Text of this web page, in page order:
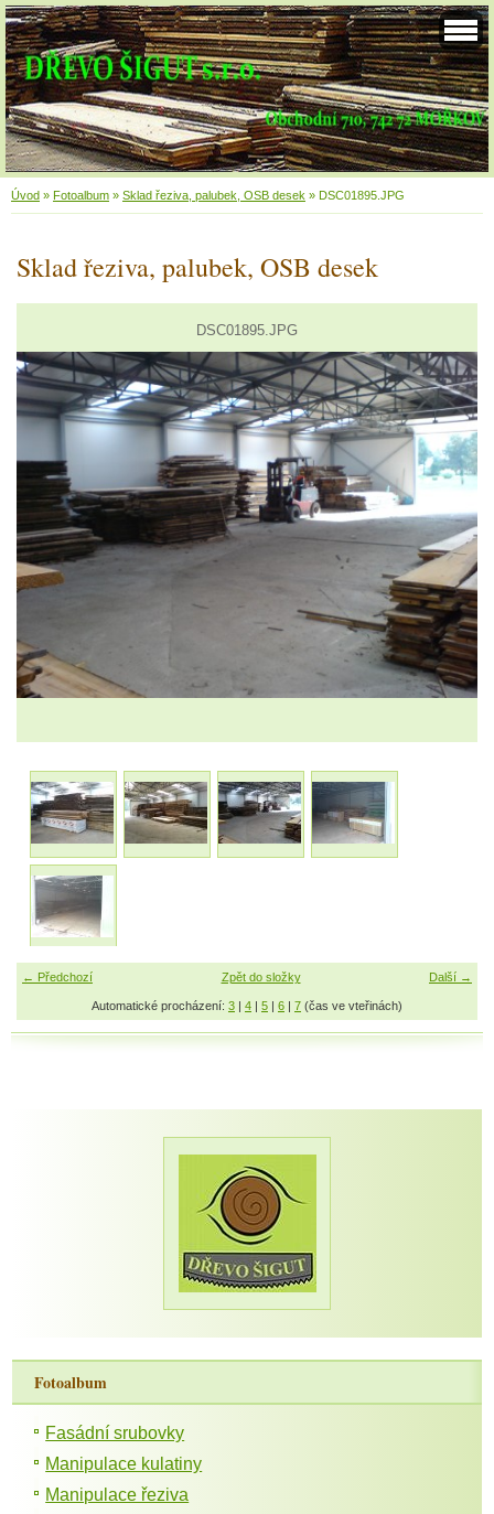
Úvod » Fotoalbum » Sklad řeziva, palubek, OSB desek » DSC01895.JPG
Sklad řeziva, palubek, OSB desek
DSC01895.JPG
← Předchozí Další →
Zpět do složky
Automatické procházení: 3 | 4 | 5 | 6 | 7 (čas ve vteřinách)
Fotoalbum
Fasádní srubovky
Manipulace kulatiny
Manipulace řeziva